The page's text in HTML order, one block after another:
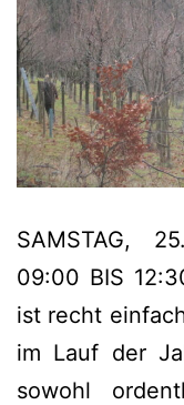
SAMSTAG,
09:00 BIS
ist recht
im Lauf der
sowohl